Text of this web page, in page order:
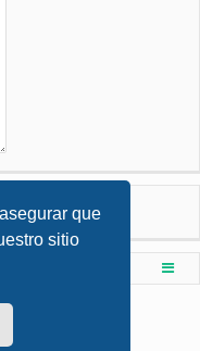
que
sitio
© phpBB Limited
MrGaby
España